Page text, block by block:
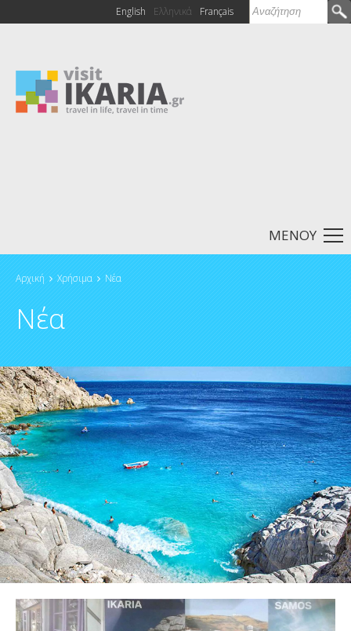
Φόρμα
Αναζήτηση
English Ελληνικά Français
ΜΕΝΟΥ
Είστε εδώ
Αρχική Χρήσιμα Νέα
Νέα